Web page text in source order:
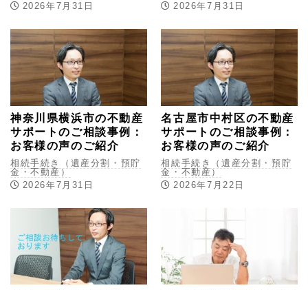
2026年7月31日
2026年7月31日
神奈川県横浜市の不動産
サポートのご相談事例：
お客様の声のご紹介
相続手続き（遺産分割・預貯
金・不動産）
2026年7月31日
名古屋市中村区の不動産
サポートのご相談事例：
お客様の声のご紹介
相続手続き（遺産分割・預貯
金・不動産）
2026年7月22日